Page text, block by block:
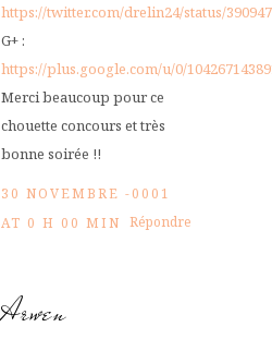
https://twitter.com/drelin24/status/
G+ :
https://plus.google.com/u/0/
Merci beaucoup pour ce
chouette concours et très
bonne soirée !!
30 NOVEMBRE -0001
AT 0 H 00 MIN Répondre
Arwen